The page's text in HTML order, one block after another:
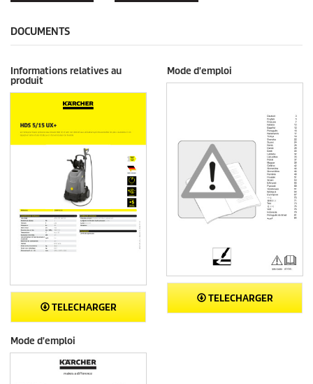
DOCUMENTS
Informations relatives au
produit
TELECHARGER
Mode d'emploi
TELECHARGER
Mode d'emploi